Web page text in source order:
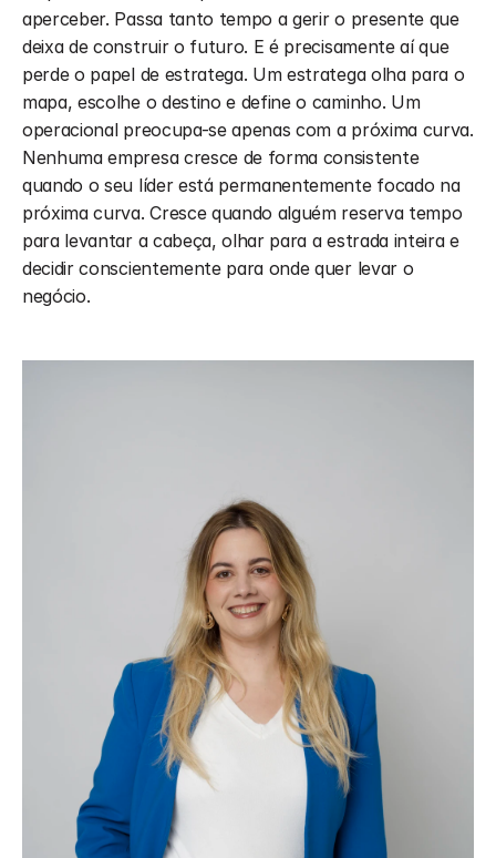
aperceber. Passa tanto tempo a gerir o presente que
deixa de construir o futuro. E é precisamente aí que
perde o papel de estratega. Um estratega olha para o
mapa, escolhe o destino e define o caminho. Um
operacional preocupa-se apenas com a próxima curva.
Nenhuma empresa cresce de forma consistente
quando o seu líder está permanentemente focado na
próxima curva. Cresce quando alguém reserva tempo
para levantar a cabeça, olhar para a estrada inteira e
decidir conscientemente para onde quer levar o
negócio.